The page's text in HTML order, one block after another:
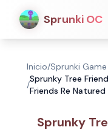
Sprunki OC
Inicio/Sprunki Game
/
Sprunky Tree
Friends Re
Sprunky